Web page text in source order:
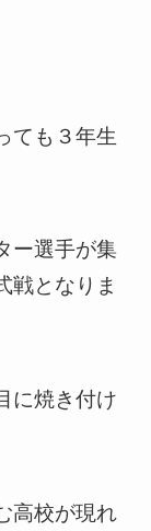
ても３年生
ー選手が集
戦となりま
に焼き付け
高校が現れ